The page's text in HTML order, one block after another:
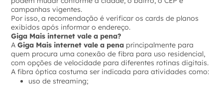
campanhas vigentes.
Por isso, a recomendação é verificar os cards de planos
exibidos após informar o endereço.
Giga Mais internet vale a pena?
AGiga Mais internet vale a pena principalmente para
quem procura uma conexão de fibra para uso residencial,
com opções de velocidade para diferentes rotinas digitais.
A fibra óptica costuma ser indicada para atividades como:
uso de streaming;